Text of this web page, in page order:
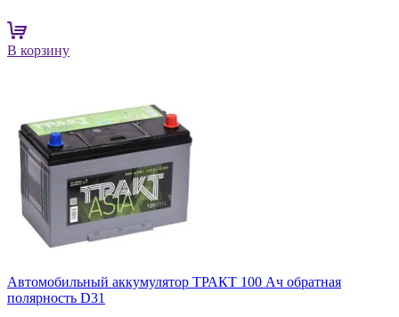
В корзину
Автомобильный аккумулятор ТРАКТ 100 Ач обратная
полярность D31